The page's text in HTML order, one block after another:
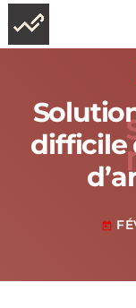
difficile
today